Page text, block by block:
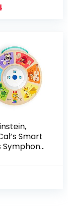
voor
Smart
Symphony